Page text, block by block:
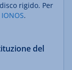
rigido. Per
.
del